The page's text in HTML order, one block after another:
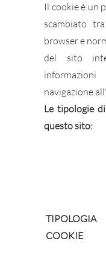
Il cookie è un
scambiato
browser e
del sito
navigazione
Le tipologie
questo sito:
COOKIE